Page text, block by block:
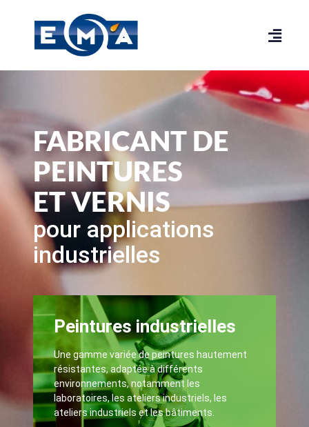
contenu
FABRICANT DE
PEINTURES
ET VERNIS
pour applications
industrielles
Peintures industrielles
Une gamme variée de peintures hautement
résistantes, adaptée à différents
environnements, notamment les
laboratoires, les ateliers industriels, les
ateliers industriels et les bâtiments.